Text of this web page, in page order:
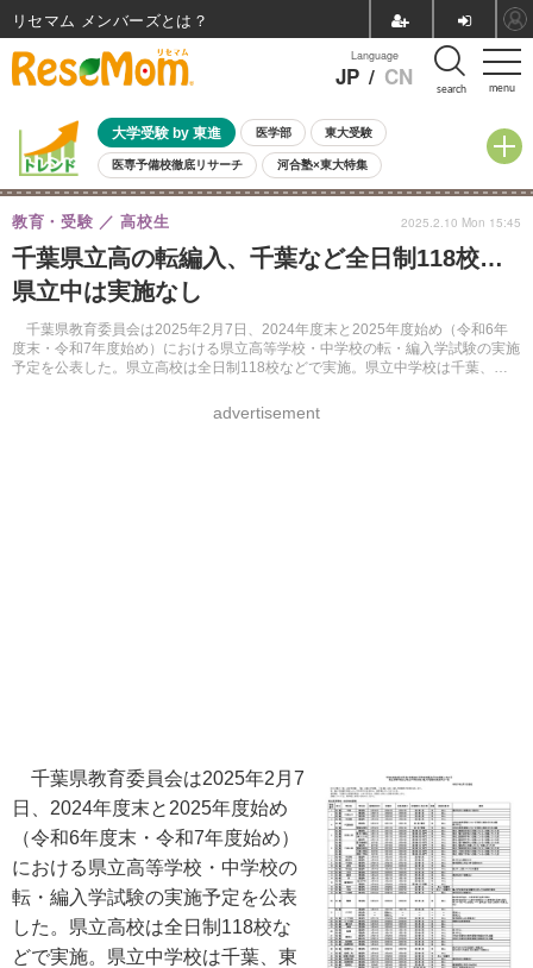
menu
Language
JP / CN search
大学受験 by 東進 医学部 東大受験
医専予備校徹底リサーチ 河合塾×東大特集
親子で考える大学選び 高校受験 中学受験 小学校受験
共通テスト 夏休み
8月開催イベント・WS 全国公立高校 過去問 人気記事
自由研究教材（小学生向け）
千葉県立高の転編入、千葉など全日制118校…
県立中は実施なし
千葉県教育委員会は2025年2月7日、2024年度末と2025年度始め（令和6年
度末・令和7年度始め）における県立高等学校・中学校の転・編入学試験の実施
予定を公表した。県立高校は全日制118校などで実施。県立中学校は千葉、東
教育・受験 高校生
advertisement
2025.2.10 Mon 15:45
千葉県教育委員会は2025年2月7
日、2024年度末と2025年度始め
（令和6年度末・令和7年度始め）
における県立高等学校・中学校の
転・編入学試験の実施予定を公表
した。県立高校は全日制118校な
どで実施。県立中学校は千葉、東
リセマム メンバーズ